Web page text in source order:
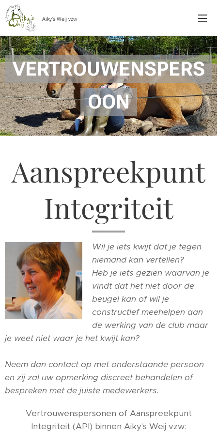
Aiky's Weij vzw
VERTROUWENSPERS
OON
Aanspreekpunt
Integriteit
Wil je iets kwijt dat je tegen
niemand kan vertellen?
Heb je iets gezien waarvan je
vindt dat het niet door de
beugel kan of wil je
constructief meehelpen aan
de werking van de club maar
je weet niet waar je het kwijt kan?
Neem dan contact op met onderstaande persoon
en zij zal uw opmerking discreet behandelen of
bespreken met de juiste medewerkers.
Vertrouwenspersonen of Aanspreekpunt
Integriteit (API) binnen Aiky's Weij vzw: